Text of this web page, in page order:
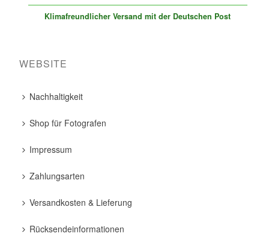
Klimafreundlicher Versand mit der Deutschen Post
WEBSITE
Nachhaltigkeit
Shop für Fotografen
Impressum
Zahlungsarten
Versandkosten & Lieferung
Rücksendeinformationen